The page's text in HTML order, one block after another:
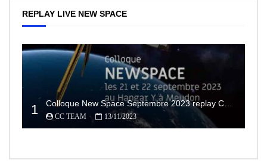
REPLAY LIVE NEW SPACE
1 CC TEAM 13/11/2023